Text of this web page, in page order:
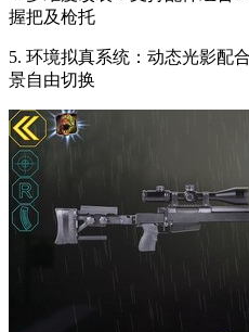
握把及枪托
5. 环境拟真系统：动态光影配
景自由切换